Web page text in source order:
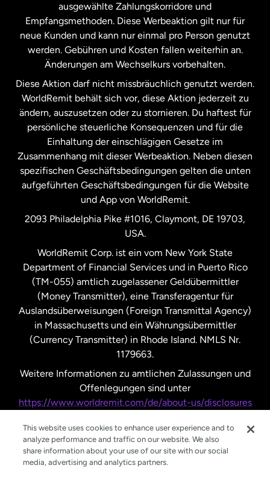
Malaysia
Neuseeland
Niederlande
Schweden
Spanien
Vereinigte Staaten English
Vereinigte Staaten
Vereinigtes Königreich
ausgewählte Zahlungskorridore und
Empfangsmethoden. Diese Werbeaktion gilt nur für
neue Kunden und kann nur einmal pro Person genutzt
werden. Gebühren und Kosten fallen weiterhin an.
Änderungen am Wechselkurs vorbehalten.
Diese Aktion darf nicht missbräuchlich genutzt werden.
WorldRemit behält sich vor, diese Aktion jederzeit zu
ändern, auszusetzen oder zu stornieren. Du haftest für
persönliche steuerliche Konsequenzen und für die
Einhaltung der einschlägigen Gesetze im
Zusammenhang mit dieser Werbeaktion. Neben diesen
spezifischen Geschäftsbedingungen gelten die unten
aufgeführten Geschäftsbedingungen für die Website
und App von WorldRemit.
2093 Philadelphia Pike #1016, Claymont, DE 19703,
USA.
WorldRemit Corp. ist ein vom New York State
Department of Financial Services und in Puerto Rico
(TM-055) amtlich zugelassener Geldübermittler
(Money Transmitter), eine Transferagentur für
Auslandsüberweisungen (Foreign Transmittal Agency)
in Massachusetts und ein Währungsübermittler
(Currency Transmitter) in Rhode Island. NMLS Nr.
1179663.
Weitere Informationen zu amtlichen Zulassungen und
Offenlegungen sind unter
https://www.worldremit.com/de/about-us/disclosures
This website uses cookies to enhance user experience and to
analyze performance and traffic on our website. We also
share information about your use of our site with our social
media, advertising and analytics partners.